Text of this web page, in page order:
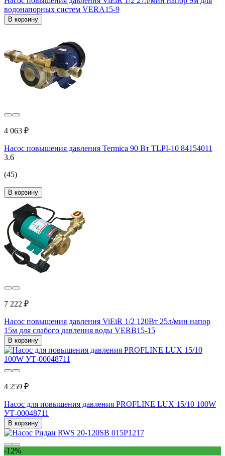
водонапорных систем VERA15-9
В корзину
4 063 ₽
Насос повышения давления Termica 90 Вт TLPI-10 84154011
3.6
(45)
В корзину
7 222 ₽
Насос повышения давления ViEiR 1/2 120Вт 25л/мин напор
15м для слабого давления воды VERB15-15
В корзину
4 259 ₽
Насос для повышения давления PROFLINE LUX 15/10 100W
УТ-00048711
В корзину
-12%